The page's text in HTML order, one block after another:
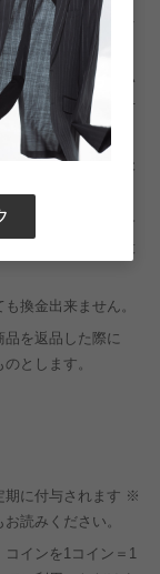
により、その残高を
てポイントを充当い
することはできませ
から起算して半年後
理由がある場合、一
ることなく上限を設
換金出来ません。
を返品した際に
とします。
期に付与されます ※
お読みください。
インを1コイン＝1